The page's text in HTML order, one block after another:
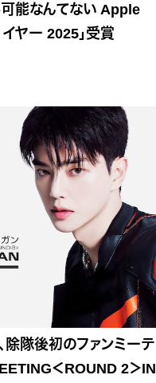
可能なんてない Apple
イヤー 2025」受賞
除隊後初のファンミーテ
＜ROUND 2＞IN